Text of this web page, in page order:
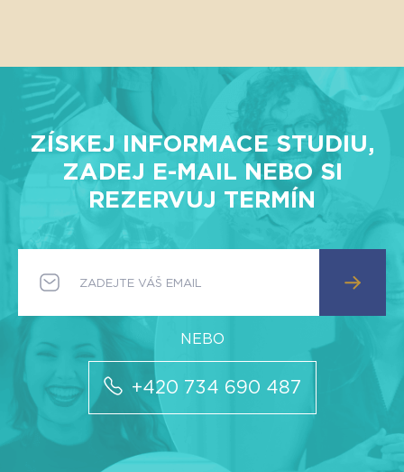
ZÍSKEJ INFORMACE STUDIU,
ZADEJ E-MAIL NEBO SI
REZERVUJ TERMÍN
+420 734 690 487